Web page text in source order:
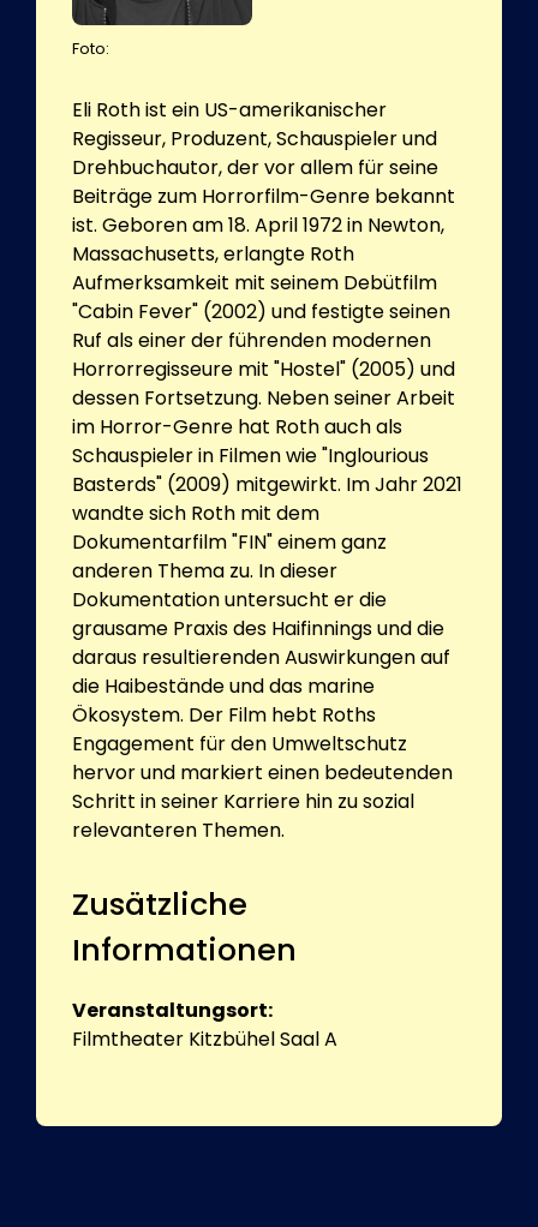
Foto:
Eli Roth ist ein US-amerikanischer
Regisseur, Produzent, Schauspieler und
Drehbuchautor, der vor allem für seine
Beiträge zum Horrorfilm-Genre bekannt
ist. Geboren am 18. April 1972 in Newton,
Massachusetts, erlangte Roth
Aufmerksamkeit mit seinem Debütfilm
"Cabin Fever" (2002) und festigte seinen
Ruf als einer der führenden modernen
Horrorregisseure mit "Hostel" (2005) und
dessen Fortsetzung. Neben seiner Arbeit
im Horror-Genre hat Roth auch als
Schauspieler in Filmen wie "Inglourious
Basterds" (2009) mitgewirkt. Im Jahr 2021
wandte sich Roth mit dem
Dokumentarfilm "FIN" einem ganz
anderen Thema zu. In dieser
Dokumentation untersucht er die
grausame Praxis des Haifinnings und die
daraus resultierenden Auswirkungen auf
die Haibestände und das marine
Ökosystem. Der Film hebt Roths
Engagement für den Umweltschutz
hervor und markiert einen bedeutenden
Schritt in seiner Karriere hin zu sozial
relevanteren Themen.
Zusätzliche
Informationen
Veranstaltungsort:
Filmtheater Kitzbühel Saal A